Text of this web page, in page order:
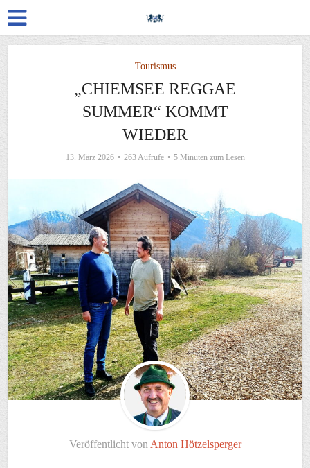
Tourismus
„CHIEMSEE REGGAE
SUMMER“ KOMMT
WIEDER
13. März 2026 263 Aufrufe 5 Minuten zum Lesen
Veröffentlicht von Anton Hötzelsperger